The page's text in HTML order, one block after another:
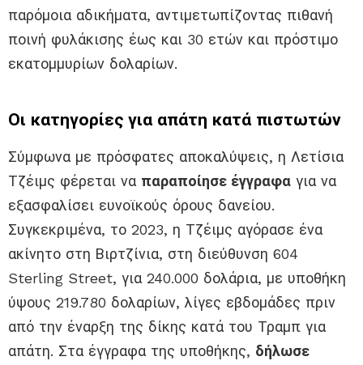
παρόμοια αδικήματα, αντιμετωπίζοντας πιθανή
ποινή φυλάκισης έως και 30 ετών και πρόστιμο
εκατομμυρίων δολαρίων.
Οι κατηγορίες για απάτη κατά πιστωτών
Σύμφωνα με πρόσφατες αποκαλύψεις, η Λετίσια
Τζέιμς φέρεται να παραποίησε έγγραφα για να
εξασφαλίσει ευνοϊκούς όρους δανείου.
Συγκεκριμένα, το 2023, η Τζέιμς αγόρασε ένα
ακίνητο στη Βιρτζίνια, στη διεύθυνση 604
Sterling Street, για 240.000 δολάρια, με υποθήκη
ύψους 219.780 δολαρίων, λίγες εβδομάδες πριν
από την έναρξη της δίκης κατά του Τραμπ για
απάτη. Στα έγγραφα της υποθήκης, δήλωσε